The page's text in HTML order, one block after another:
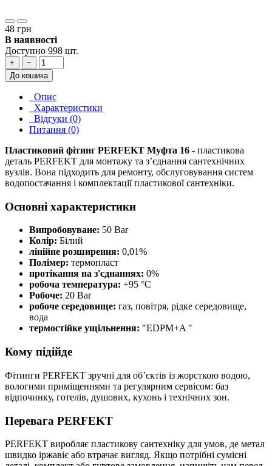
48 грн
В наявності
Доступно 998 шт.
+
−
До кошика
Опис
Характеристики
Відгуки (0)
Питання (0)
Пластиковий фітинг PERFEKT Муфта 16 - пластикова
деталь PERFEKT для монтажу та з’єднання сантехнічних
вузлів. Вона підходить для ремонту, обслуговування систем
водопостачання і комплектації пластикової сантехніки.
Основні характеристики
Випробовуване: 50 Bar
Колір: Білий
лінійне розширення: 0,01%
Полімер: термопласт
протікання на з'єднаннях: 0%
робоча температура: +95 °C
Робоче: 20 Bar
робоче середовище: газ, повітря, рідке середовище,
вода
термостійке ущільнення: "EDPM+A "
Кому підійде
Фітинги PERFEKT зручні для об’єктів із жорсткою водою,
вологими приміщеннями та регулярним сервісом: баз
відпочинку, готелів, душових, кухонь і технічних зон.
Перевага PERFEKT
PERFEKT виробляє пластикову сантехніку для умов, де метал
швидко іржавіє або втрачає вигляд. Якщо потрібні сумісні